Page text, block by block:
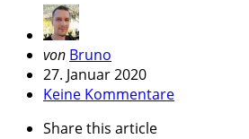
Geschrieben
von
von Bruno
27. Januar 2020
Keine Kommentare
Sharethis article